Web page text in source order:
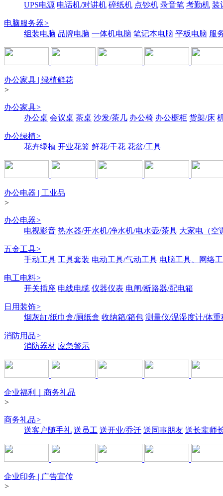
UPS电源 电话机/对讲机 碎纸机 点钞机 录音笔 考勤机 装
电脑服务器>
组装电脑 品牌电脑 一体机电脑 笔记本电脑 平板电脑 服
办公家具 | 绿植鲜花
>
办公家具>
办公桌 会议桌 茶桌 沙发/茶几 办公椅 办公橱柜 货架/床
办公绿植>
花卉绿植 开业花篮 鲜花/干花 花盆/工具
办公电器 | 工业品
>
办公电器>
电视影音 热水器/开水机/净水机/电水壶/茶具 大家电（空
五金工具>
手动工具 工具套装 电动工具/气动工具 电脑工具、网络
电工电料>
开关插座 电线电缆 仪器仪表 电闸/断路器/配电箱
日用装饰>
烟灰缸/纸巾盒/厕纸盒 收纳箱/箱包 测量仪/温湿度计/体重
消防用品>
消防器材 应急警示
企业福利｜商务礼品
>
商务礼品>
送客户随手礼 送员工 送开业/乔迁 送同事朋友 送长辈师
企业印务 | 广告宣传
>